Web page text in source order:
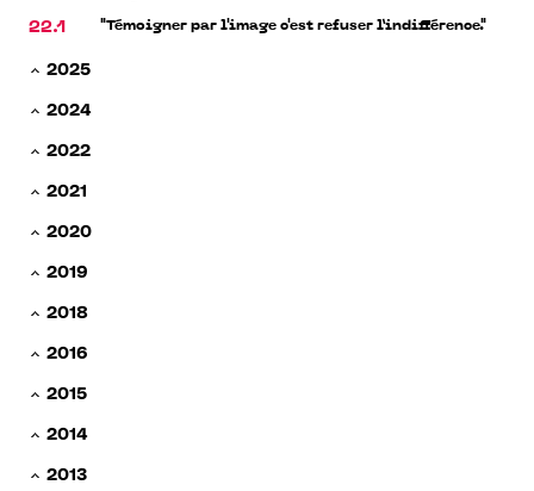
22.1 "Témoigner par l'image c'est refuser l’indifférence."
2025
2024
2022
2021
2020
2019
2018
2016
2015
2014
2013